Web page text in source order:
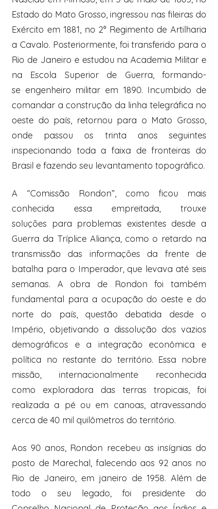
Estado do Mato Grosso, ingressou nas fileiras do
Exército em 1881, no 2° Regimento de Artilharia
a Cavalo. Posteriormente, foi transferido para o
Rio de Janeiro e estudou na Academia Militar e
na Escola Superior de Guerra, formando-
se engenheiro militar em 1890. Incumbido de
comandar a construção da linha telegráfica no
oeste do país, retornou para o Mato Grosso,
onde passou os trinta anos seguintes
inspecionando toda a faixa de fronteiras do
Brasil e fazendo seu levantamento topográfico.
A “Comissão Rondon”, como ficou mais
conhecida essa empreitada, trouxe
soluções para problemas existentes desde a
Guerra da Tríplice Aliança, como o retardo na
transmissão das informações da frente de
batalha para o Imperador, que levava até seis
semanas. A obra de Rondon foi também
fundamental para a ocupação do oeste e do
norte do país, questão debatida desde o
Império, objetivando a dissolução dos vazios
demográficos e a integração econômica e
política no restante do território. Essa nobre
missão, internacionalmente reconhecida
como exploradora das terras tropicais, foi
realizada a pé ou em canoas, atravessando
cerca de 40 mil quilômetros do território.
Aos 90 anos, Rondon recebeu as insígnias do
posto de Marechal, falecendo aos 92 anos no
Rio de Janeiro, em janeiro de 1958. Além de
todo o seu legado, foi presidente do